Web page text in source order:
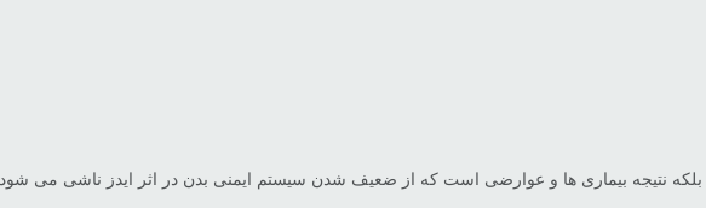
نتیجه بیماری ها و عوارضی است که از ضعیف شدن سیستم ایمنی بدن در اثر ایدز ناشی می شود.